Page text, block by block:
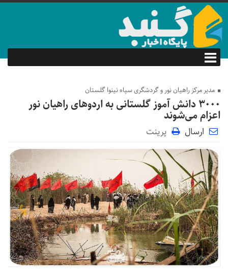
مدیر مرکز راهیان نور و گردشگری سپاه نینوا گلستان
۳۰۰۰ دانش آموز گلستانی به اردوهای راهیان نور
اعزام می‌شوند
ارسال پرینت